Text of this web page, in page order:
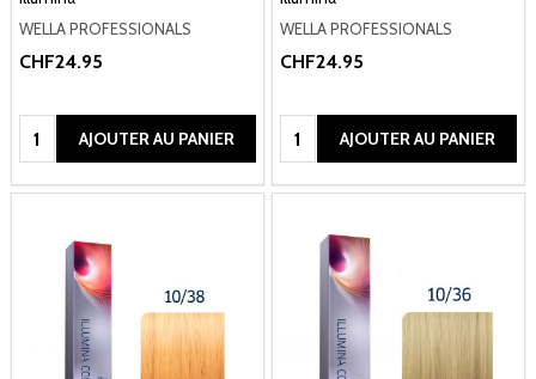
WELLA PROFESSIONALS
CHF24.95
Quantité:AJOUTER AU PANIER
WELLA PROFESSIONALS
CHF24.95
Quantité:AJOUTER AU PANIER